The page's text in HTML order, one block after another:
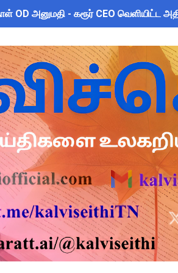
OD அனுமதி - கரூர் CEO வெளியிட்ட
பள்ளிக்கல்வித்துறை மீதான மானிய
Duty: 28 மாவட்ட CEO & Collector
2027 - ஆசிரியர்களுக்கு முக்கிய
இலவச லேப்டாப், சைக்கிள் &
EMIS தளத்தில் விவரங்களை
ஆம் வகுப்பு துணைத் தேர்வு
அறிவிக்கப்பட்டுள்ள 2 மாவட்டங்கள்
திட்ட இயக்குநர் Dr.M.ஆர்த்தி, IAS